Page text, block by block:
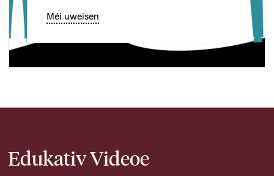
Méi uweisen
Edukativ Videoe